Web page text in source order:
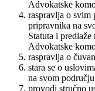
Advokatske
raspravlja o svim
pripravnika na
Statuta i
Advokatske
raspravlja o
stara se o
na svom
provodi stručno